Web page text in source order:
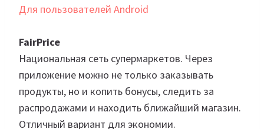
Для пользователей Android
FairPrice
Национальная сеть супермаркетов. Через
приложение можно не только заказывать
продукты, но и копить бонусы, следить за
распродажами и находить ближайший магазин.
Отличный вариант для экономии.